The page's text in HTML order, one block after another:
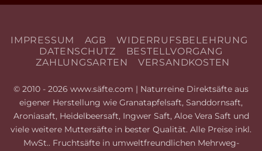
IMPRESSUM AGB
WIDERRUFSBELEHRUNG
DATENSCHUTZ
BESTELLVORGANG
ZAHLUNGSARTEN
VERSANDKOSTEN
© 2010 - 2026 www.säfte.com | Naturreine Direktsäfte aus
eigener Herstellung wie Granatapfelsaft, Sanddornsaft,
Aroniasaft, Heidelbeersaft, Ingwer Saft, Aloe Vera Saft und
viele weitere Muttersäfte in bester Qualität. Alle Preise inkl.
MwSt.. Fruchtsäfte in umweltfreundlichen Mehrweg-